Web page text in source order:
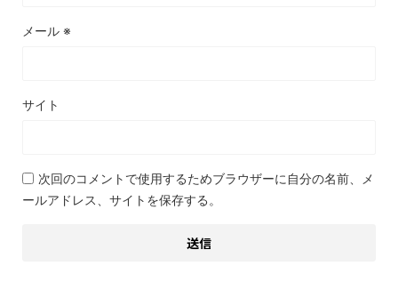
メール ※
サイト
次回のコメントで使用するためブラウザーに自分の名前、メ
ールアドレス、サイトを保存する。